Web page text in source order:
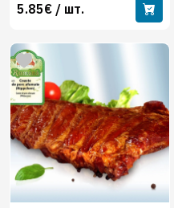
5.85€ / шт.